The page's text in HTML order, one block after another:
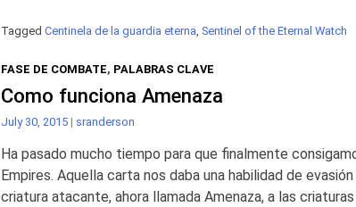
Tagged Centinela de la guardia eterna, Sentinel of the Eternal Watch
FASE DE COMBATE, PALABRAS CLAVE
Como funciona Amenaza
July 30, 2015 | sranderson
Ha pasado mucho tiempo para que finalmente
Empires. Aquella carta nos daba una habilidad de
criatura atacante, ahora llamada Amenaza, a las